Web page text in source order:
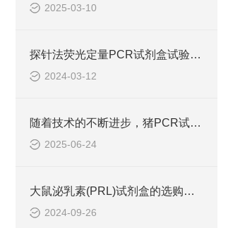
2025-03-10
探针法荧光定量PCR试剂盒试验结果如何计算
2024-03-12
随着技术的不断进步，猪PCR试剂盒在不断的发展和*
2025-06-24
大鼠泌乳素(PRL)试剂盒的选购、操作指南
2024-09-26